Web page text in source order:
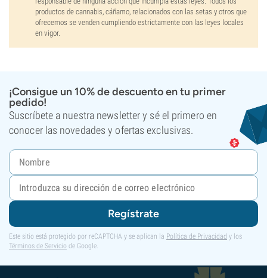
productos de cannabis, cáñamo, relacionados con las setas y otros que
ofrecemos se venden cumpliendo estrictamente con las leyes locales
en vigor.
¡Consigue un 10% de descuento en tu primer
pedido!
Suscríbete a nuestra newsletter y sé el primero en
conocer las novedades y ofertas exclusivas.
Regístrate
Este sitio está protegido por reCAPTCHA y se aplican la Política de Privacidad y los
Términos de Servicio de Google.